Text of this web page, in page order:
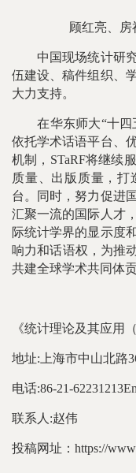
顾红亮、
中国现场统计研究
伍建设、稿件组织、
大力支持。
在华东师大“十四五
依托学术话语平台、
机制，STaRF将继续
质量、出版质量，打
台。同时，努力促进
汇聚一流的国际人才
际统计学界的显示度
响力和话语权，为推
共建全球学术共同体
《统计理论及其应用
地址:上海市中山北路
电话:86-21-
联系人:赵伟
投稿网址：https://